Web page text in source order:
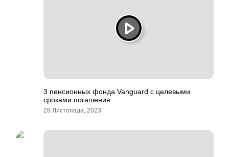
3 пенсионных фонда Vanguard с целевыми
сроками погашения
28 Листопада, 2023